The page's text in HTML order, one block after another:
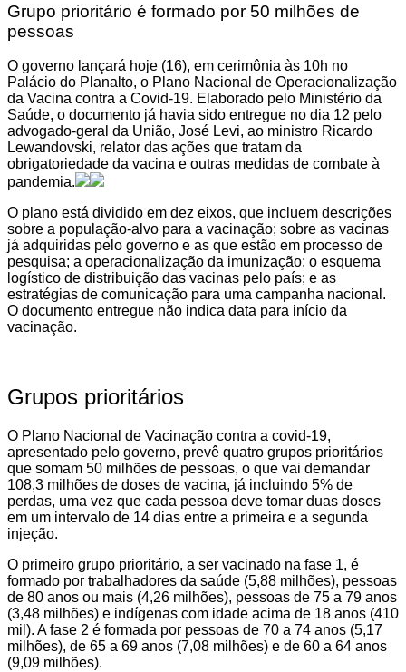
Grupo prioritário é formado por 50 milhões de
pessoas
O governo lançará hoje (16), em cerimônia às 10h no
Palácio do Planalto, o Plano Nacional de Operacionalização
da Vacina contra a Covid-19. Elaborado pelo Ministério da
Saúde, o documento já havia sido entregue no dia 12 pelo
advogado-geral da União, José Levi, ao ministro Ricardo
Lewandovski, relator das ações que tratam da
obrigatoriedade da vacina e outras medidas de combate à
pandemia.
O plano está dividido em dez eixos, que incluem descrições
sobre a população-alvo para a vacinação; sobre as vacinas
já adquiridas pelo governo e as que estão em processo de
pesquisa; a operacionalização da imunização; o esquema
logístico de distribuição das vacinas pelo país; e as
estratégias de comunicação para uma campanha nacional.
O documento entregue não indica data para início da
vacinação.
Grupos prioritários
O Plano Nacional de Vacinação contra a covid-19,
apresentado pelo governo, prevê quatro grupos prioritários
que somam 50 milhões de pessoas, o que vai demandar
108,3 milhões de doses de vacina, já incluindo 5% de
perdas, uma vez que cada pessoa deve tomar duas doses
em um intervalo de 14 dias entre a primeira e a segunda
injeção.
O primeiro grupo prioritário, a ser vacinado na fase 1, é
formado por trabalhadores da saúde (5,88 milhões), pessoas
de 80 anos ou mais (4,26 milhões), pessoas de 75 a 79 anos
(3,48 milhões) e indígenas com idade acima de 18 anos (410
mil). A fase 2 é formada por pessoas de 70 a 74 anos (5,17
milhões), de 65 a 69 anos (7,08 milhões) e de 60 a 64 anos
(9,09 milhões).